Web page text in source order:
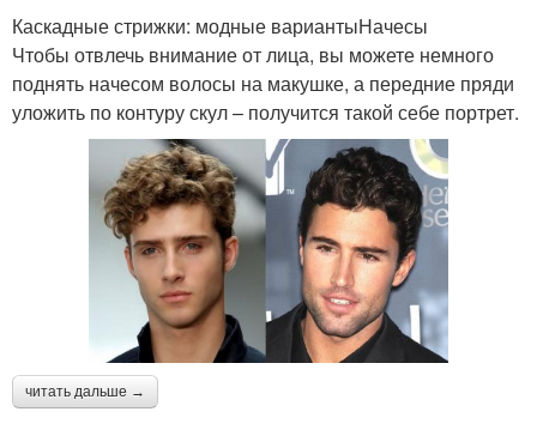
Каскадные стрижки: модные вариантыНачесы
Чтобы отвлечь внимание от лица, вы можете немного
поднять начесом волосы на макушке, а передние пряди
уложить по контуру скул – получится такой себе портрет.
читать дальше →